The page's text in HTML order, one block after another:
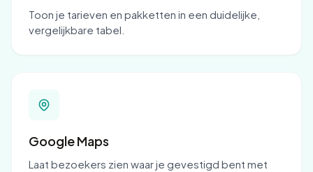
Toon je tarieven en pakketten in een duidelijke,
vergelijkbare tabel.
Google Maps
Laat bezoekers zien waar je gevestigd bent met